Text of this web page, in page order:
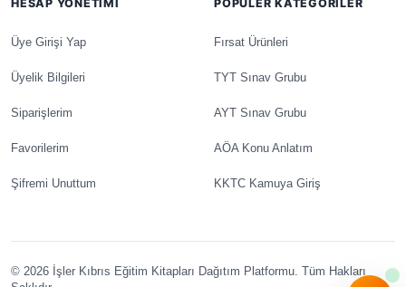
HESAP YÖNETIMI
Üye Girişi Yap
Üyelik Bilgileri
Siparişlerim
Favorilerim
Şifremi Unuttum
POPÜLER KATEGORILER
Fırsat Ürünleri
TYT Sınav Grubu
AYT Sınav Grubu
AÖA Konu Anlatım
KKTC Kamuya Giriş
© 2026 İşler Kıbrıs Eğitim Kitapları Dağıtım Platformu. Tüm Hakları